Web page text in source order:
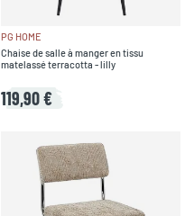
PG HOME
Chaise de salle à manger en tissu
matelassé terracotta - lilly
119,90 €